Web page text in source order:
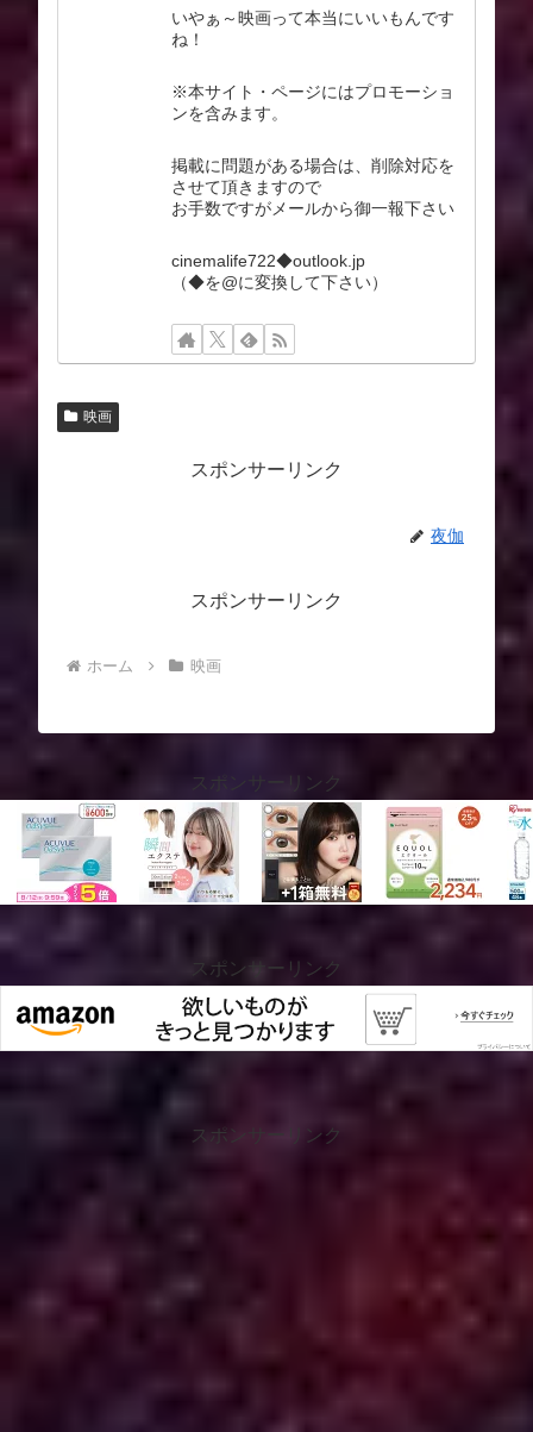
いやぁ～映画って本当にいいもんです
ね！
※本サイト・ページにはプロモーショ
ンを含みます。
掲載に問題がある場合は、削除対応を
させて頂きますので
お手数ですがメールから御一報下さい
cinemalife722◆outlook.jp
（◆を@に変換して下さい）
映画
スポンサーリンク
夜伽
スポンサーリンク
ホーム 映画
スポンサーリンク
スポンサーリンク
スポンサーリンク